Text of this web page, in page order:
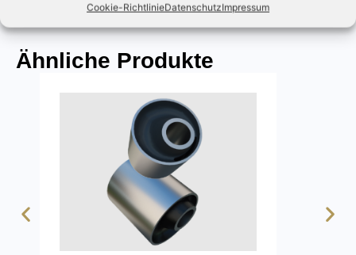
Cookie-RichtlinieDatenschutzImpressum
Ähnliche Produkte